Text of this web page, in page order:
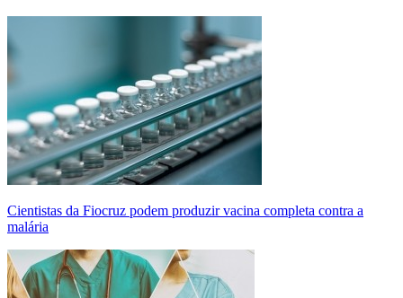
Cientistas da Fiocruz podem produzir vacina completa contra a
malária